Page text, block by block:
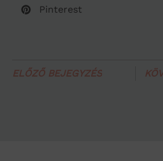
Pinterest
ELŐZŐ BEJEGYZÉS